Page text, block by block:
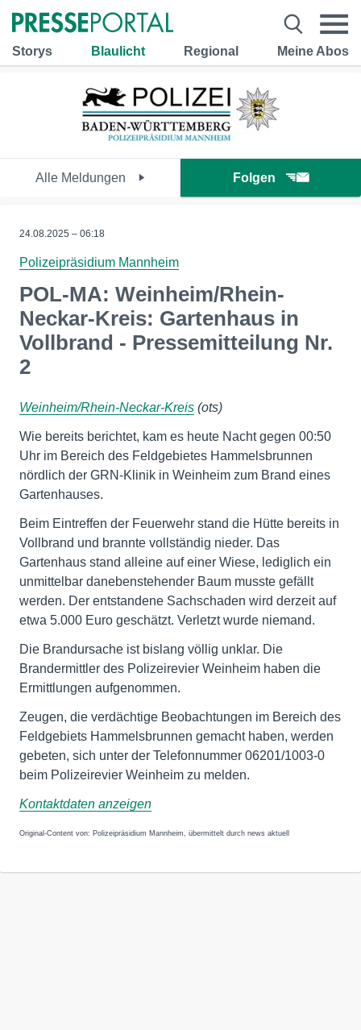
Storys Blaulicht Regional Meine Abos
Alle Meldungen Folgen
24.08.2025 – 06:18
Polizeipräsidium Mannheim
POL-MA: Weinheim/Rhein-
Neckar-Kreis: Gartenhaus in
Vollbrand - Pressemitteilung Nr.
2
Weinheim/Rhein-Neckar-Kreis (ots)
Wie bereits berichtet, kam es heute Nacht gegen 00:50
Uhr im Bereich des Feldgebietes Hammelsbrunnen
nördlich der GRN-Klinik in Weinheim zum Brand eines
Gartenhauses.
Beim Eintreffen der Feuerwehr stand die Hütte bereits in
Vollbrand und brannte vollständig nieder. Das
Gartenhaus stand alleine auf einer Wiese, lediglich ein
unmittelbar danebenstehender Baum musste gefällt
werden. Der entstandene Sachschaden wird derzeit auf
etwa 5.000 Euro geschätzt. Verletzt wurde niemand.
Die Brandursache ist bislang völlig unklar. Die
Brandermittler des Polizeirevier Weinheim haben die
Ermittlungen aufgenommen.
Zeugen, die verdächtige Beobachtungen im Bereich des
Feldgebiets Hammelsbrunnen gemacht haben, werden
gebeten, sich unter der Telefonnummer 06201/1003-0
beim Polizeirevier Weinheim zu melden.
Kontaktdaten anzeigen
Original-Content von: Polizeipräsidium Mannheim, übermittelt durch news aktuell